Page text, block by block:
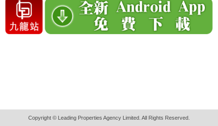
Copyright © Leading Properties Agency Limited. All Rights Reserved.